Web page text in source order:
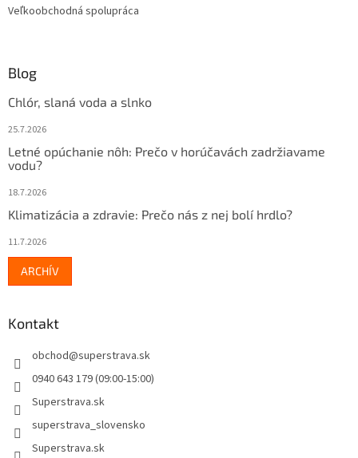
Veľkoobchodná spolupráca
Blog
Chlór, slaná voda a slnko
25.7.2026
Letné opúchanie nôh: Prečo v horúčavách zadržiavame
vodu?
18.7.2026
Klimatizácia a zdravie: Prečo nás z nej bolí hrdlo?
11.7.2026
ARCHÍV
Kontakt
obchod@superstrava.sk
0940 643 179 (09:00-15:00)
Superstrava.sk
superstrava_slovensko
Superstrava.sk